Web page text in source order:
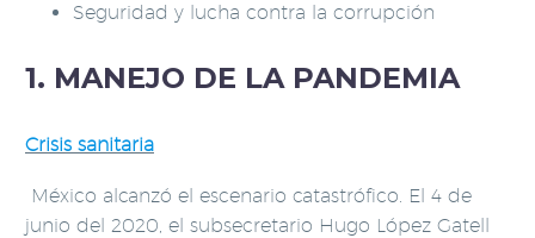
Seguridad y lucha contra la corrupción
1. MANEJO DE LA PANDEMIA
Crisis sanitaria
México alcanzó el escenario catastrófico. El 4 de
junio del 2020, el subsecretario Hugo López Gatell